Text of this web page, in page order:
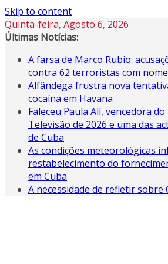
Skip to content
Quinta-feira, Agosto 6, 2026
Últimas Notícias:
A farsa de Marco Rubio:
contra 62 terroristas com
Alfândega frustra nova
cocaína em Havana
Faleceu Paula Alí, vencedora
Televisão de 2026 e uma das
de Cuba
As condições meteorológicas
restabelecimento do
em Cuba
A necessidade de refletir sobre